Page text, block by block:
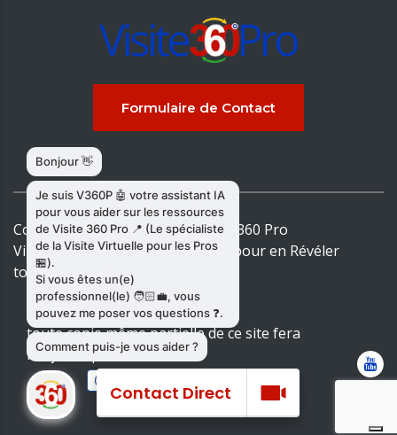
Formulaire de Contact
Copyright & copies. 2026© Visite 360 Pro
Virtualisons votre Établissement pour en Révéler
toutes les Spécificités
toute copie même partielle de ce site fera
l'objet de poursuites
Contact Direct